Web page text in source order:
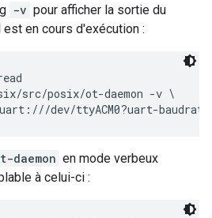
-v pour afficher la sortie du
en cours d'exécution :
src/posix/ot-daemon -v \
daemon en mode verbeux
à celui-ci :